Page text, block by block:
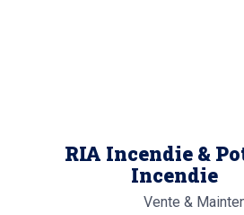
RIA Incendie &
Incendie
Vente &